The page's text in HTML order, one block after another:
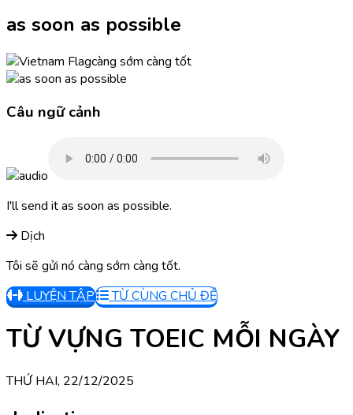
as soon as possible
càng sớm càng tốt
Câu ngữ cảnh
I'll send it as soon as possible.
Dịch
Tôi sẽ gửi nó càng sớm càng tốt.
LUYỆN TẬP
TỪ CÙNG CHỦ ĐỀ
TỪ VỰNG TOEIC MỖI NGÀY
THỨ HAI, 22/12/2025